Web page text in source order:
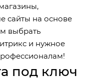
сайты на основе
выбрать
и нужное
под ключ